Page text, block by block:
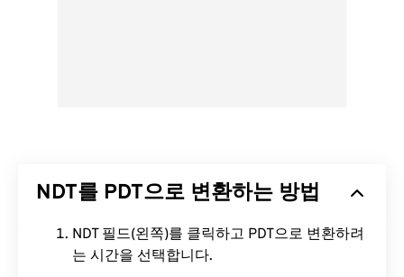
NDT를 PDT으로 변환하는 방법
NDT 필드(왼쪽)를 클릭하고 PDT으로 변환하려
는 시간을 선택합니다.